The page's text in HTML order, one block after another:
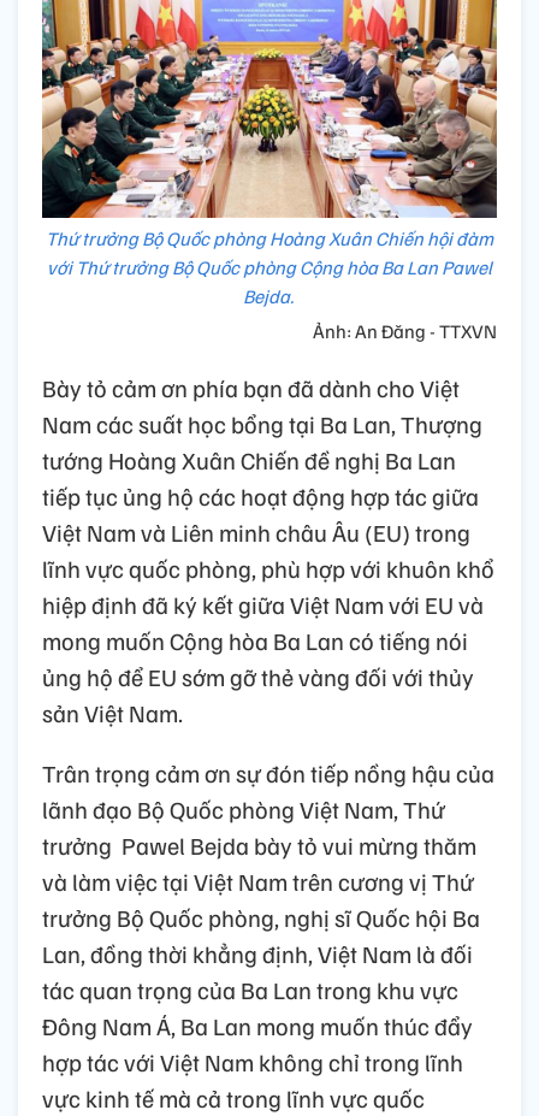
Thứ trưởng Bộ Quốc phòng Hoàng Xuân Chiến hội đàm
với Thứ trưởng Bộ Quốc phòng Cộng hòa Ba Lan Pawel
Bejda.
Ảnh: An Đăng - TTXVN
Bày tỏ cảm ơn phía bạn đã dành cho Việt
Nam các suất học bổng tại Ba Lan, Thượng
tướng Hoàng Xuân Chiến đề nghị Ba Lan
tiếp tục ủng hộ các hoạt động hợp tác giữa
Việt Nam và Liên minh châu Âu (EU) trong
lĩnh vực quốc phòng, phù hợp với khuôn khổ
hiệp định đã ký kết giữa Việt Nam với EU và
mong muốn Cộng hòa Ba Lan có tiếng nói
ủng hộ để EU sớm gỡ thẻ vàng đối với thủy
sản Việt Nam.
Trân trọng cảm ơn sự đón tiếp nồng hậu của
lãnh đạo Bộ Quốc phòng Việt Nam, Thứ
trưởng Pawel Bejda bày tỏ vui mừng thăm
và làm việc tại Việt Nam trên cương vị Thứ
trưởng Bộ Quốc phòng, nghị sĩ Quốc hội Ba
Lan, đồng thời khẳng định, Việt Nam là đối
tác quan trọng của Ba Lan trong khu vực
Đông Nam Á, Ba Lan mong muốn thúc đẩy
hợp tác với Việt Nam không chỉ trong lĩnh
vực kinh tế mà cả trong lĩnh vực quốc